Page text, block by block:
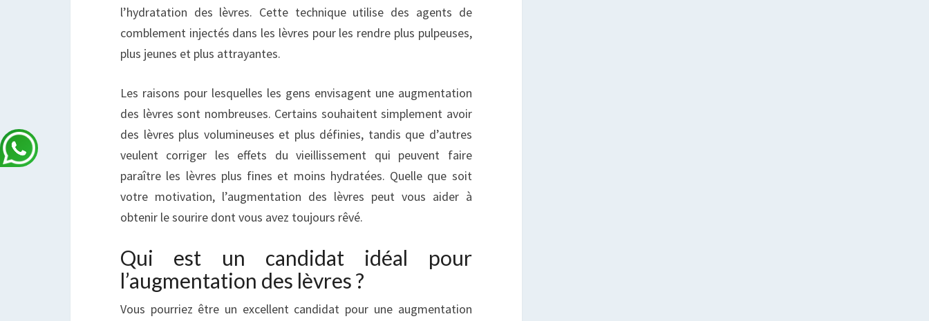
l’hydratation des lèvres. Cette technique utilise des agents de
comblement injectés dans les lèvres pour les rendre plus pulpeuses,
plus jeunes et plus attrayantes.
Les raisons pour lesquelles les gens envisagent une augmentation
des lèvres sont nombreuses. Certains souhaitent simplement avoir
des lèvres plus volumineuses et plus définies, tandis que d’autres
veulent corriger les effets du vieillissement qui peuvent faire
paraître les lèvres plus fines et moins hydratées. Quelle que soit
votre motivation, l’augmentation des lèvres peut vous aider à
obtenir le sourire dont vous avez toujours rêvé.
Qui est un candidat idéal pour
l’augmentation des lèvres ?
Vous pourriez être un excellent candidat pour une augmentation